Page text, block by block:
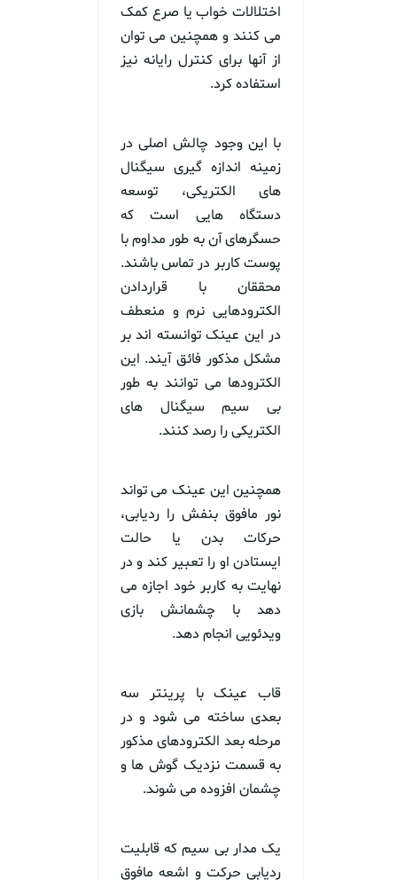
اختلالات خواب یا صرع کمک
می کنند و همچنین می توان
از آنها برای کنترل رایانه نیز
استفاده کرد.
با این وجود چالش اصلی در
زمینه اندازه گیری سیگنال
های الکتریکی، توسعه
دستگاه هایی است که
حسگرهای آن به طور مداوم با
پوست کاربر در تماس باشند.
محققان با قراردادن
الکترودهایی نرم و منعطف
در این عینک توانسته اند بر
مشکل مذکور فائق آیند. این
الکترودها می توانند به طور
بی سیم سیگنال های
الکتریکی را رصد کنند.
همچنین این عینک می تواند
نور مافوق بنفش را ردیابی،
حرکات بدن یا حالت
ایستادن او را تعبیر کند و در
نهایت به کاربر خود اجازه می
دهد با چشمانش بازی
ویدئویی انجام دهد.
قاب عینک با پرینتر سه
بعدی ساخته می شود و در
مرحله بعد الکترودهای مذکور
به قسمت نزدیک گوش ها و
چشمان افزوده می شوند.
یک مدار بی سیم که قابلیت
ردیابی حرکت و اشعه مافوق